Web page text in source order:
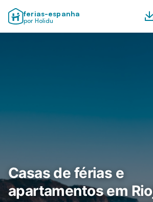
ferias-espanha
por Holidu
Casas de férias e
apartamentos em